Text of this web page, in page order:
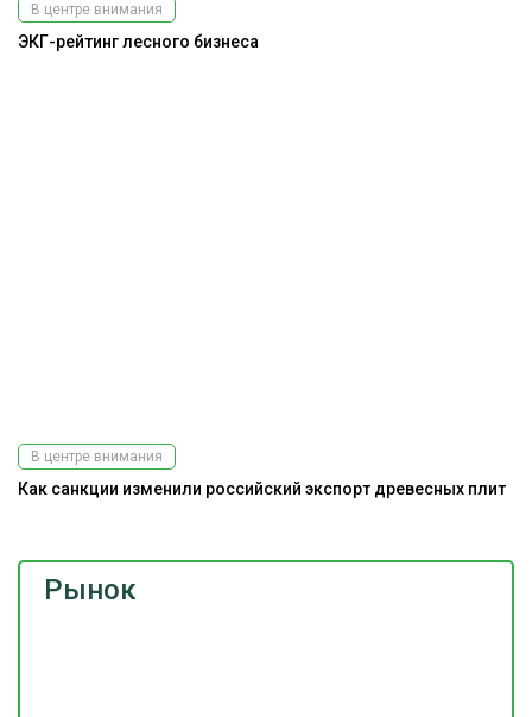
Рынок
В центре внимания
ЭКГ-рейтинг лесного бизнеса
В центре внимания
Как санкции изменили российский экспорт древесных плит